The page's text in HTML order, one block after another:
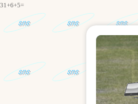
31+6+5=